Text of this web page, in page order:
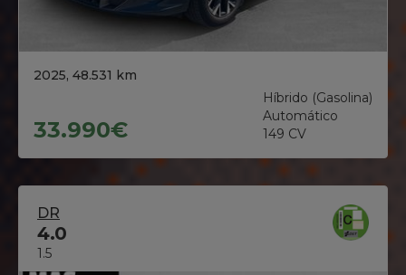
2025, 48.531 km
33.990€
Híbrido (Gasolina)
Automático
149 CV
DR
4.0
1.5